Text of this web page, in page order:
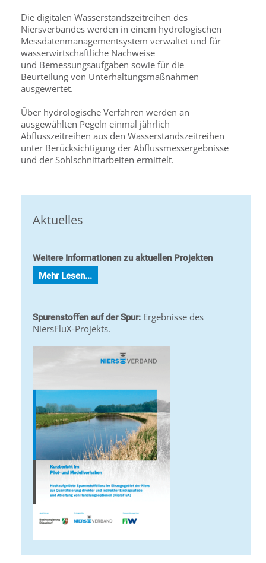
Die digitalen Wasserstandszeitreihen des
Niersverbandes werden in einem hydrologischen
Messdatenmanagementsystem verwaltet und für
wasserwirtschaftliche Nachweise
und Bemessungsaufgaben sowie für die
Beurteilung von Unterhaltungsmaßnahmen
ausgewertet.
Über hydrologische Verfahren werden an
ausgewählten Pegeln einmal jährlich
Abflusszeitreihen aus den Wasserstandszeitreihen
unter Berücksichtigung der Abflussmessergebnisse
und der Sohlschnittarbeiten ermittelt.
Aktuelles
Weitere Informationen zu aktuellen Projekten
Mehr Lesen...
Spurenstoffen auf der Spur: Ergebnisse des
NiersFluX-Projekts.